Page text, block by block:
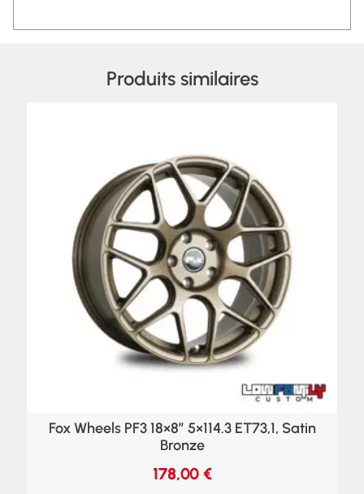
Produits similaires
Fox Wheels PF3 18×8″ 5×114.3 ET73,1, Satin
Bronze
178,00 €